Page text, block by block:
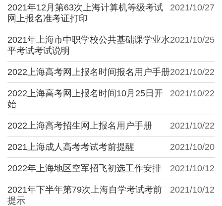
2021/10/27
2021年12月第63次上海计算机等级考试
网上报名准考证打印
2021/10/25
2021年上海市中职学校公共基础课学业水
平考试考试说明
2021/10/22
2022上海高考网上报名时间报名用户手册
2021/10/22
2022上海高考网上报名时间10月25日开
始
2021/10/22
2022上海高考招生网上报名用户手册
2021/10/20
2021上海成人高考考试考前提醒
2021/10/12
2022年上海地区空军招飞初选工作安排
2021/10/12
2021年下半年第79次上海自学考试考前
提示